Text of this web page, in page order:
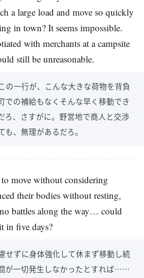
a large load and move so quickly
in town? It seems impossible.
with merchants at a campsite
still be unreasonable.
の一行が、こんな大きな荷物を背負
での補給もなくそんな早く移動でき
ろ、さすがに。野営地で商人と交渉
も、無理があるだろ。
move without considering
their bodies without resting,
battles along the way… could
in five days?
せずに身体強化して休まず移動し続
が一切発生しなかったとすれば……